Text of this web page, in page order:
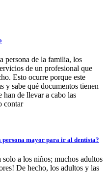
persona de la familia, los
de un profesional que
Esto ocurre porque este
y sabe qué documentos tienen
han de llevar a cabo las
contar
persona mayor para ir al dentista?
a los niños; muchos adultos
De hecho, los adultos y las